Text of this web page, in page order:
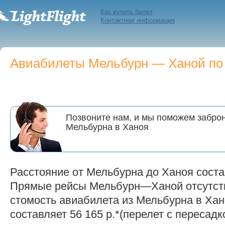
Как купить билет
Контактная информация
Авиабилеты Мельбурн — Ханой по
Позвоните нам, и мы поможем
Мельбурна в Ханоя
Расстояние от Мельбурна до Ханоя
Прямые рейсы Мельбурн—Ханой
стомость авиабилета из Мельбурна в
составляет 56 165 р.*(перелет с